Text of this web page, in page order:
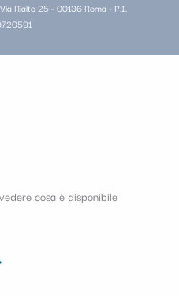
Rialto 25 - 00136 Roma - P.I.
cosa è disponibile